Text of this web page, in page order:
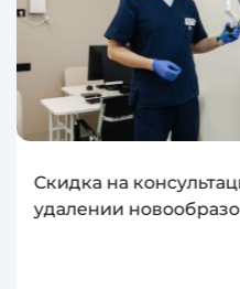
Скидка на
удалении